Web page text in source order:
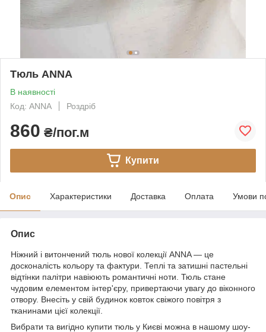
Тюль ANNA
В наявності
Код: ANNA
Роздріб
860 ₴/пог.м
Купити
Опис Характеристики Доставка Оплата Умови
Опис
Ніжний і витончений тюль нової колекції ANNA — це
досконалість кольору та фактури. Теплі та затишні пастельні
відтінки палітри навіюють романтичні ноти. Тюль стане
чудовим елементом інтер'єру, привертаючи увагу до віконного
отвору. Внесіть у свій будинок ковток свіжого повітря з
тканинами цієї колекції.
Вибрати та вигідно купити тюль у Києві можна в нашому шоу-